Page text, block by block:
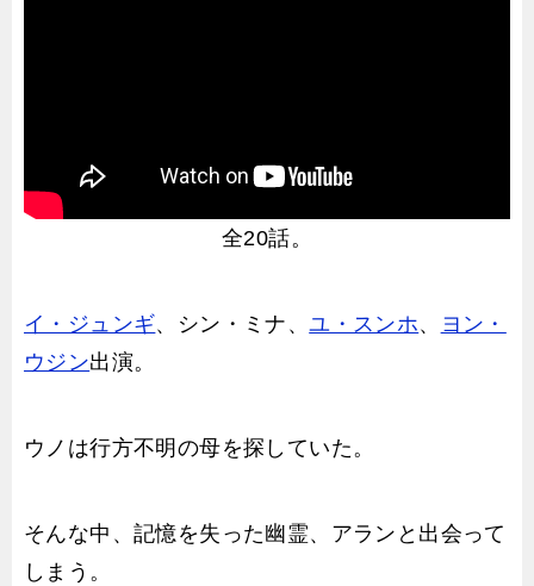
全20話。
イ・ジュンギ、シン・ミナ、ユ・スンホ、
ヨン・
ウジン出演。
ウノは行方不明の母を探していた。
そんな中、記憶を失った幽霊、アランと出会って
しまう。